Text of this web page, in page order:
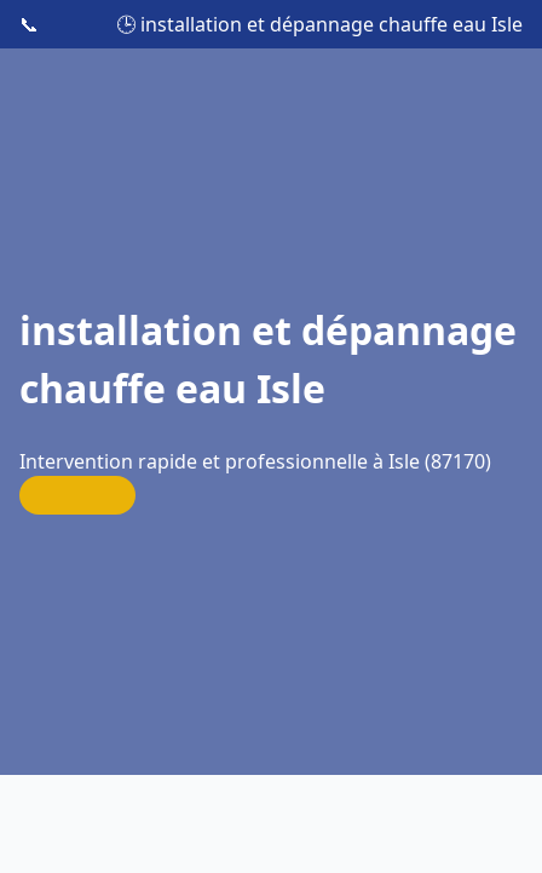
📞 🕒 installation et dépannage chauffe eau Isle
installation et dépannage
chauffe eau Isle
Intervention rapide et professionnelle à Isle (87170)